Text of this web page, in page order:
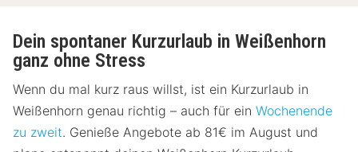
Dein spontaner Kurzurlaub in Weißenhorn
ganz ohne Stress
Wenn du mal kurz raus willst, ist ein Kurzurlaub in
Weißenhorn genau richtig – auch für ein Wochenende
zu zweit. Genieße Angebote ab 81€ im August und